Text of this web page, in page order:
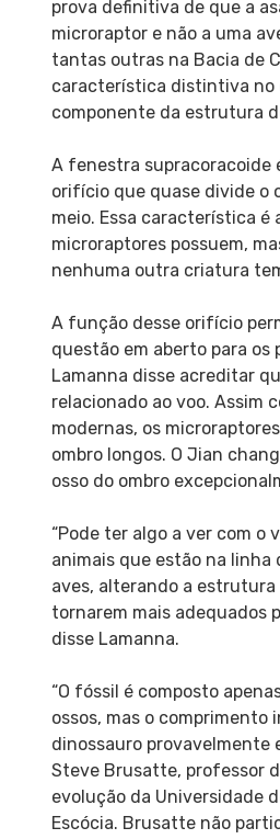
prova definitiva de que a
microraptor e não a uma
tantas outras na Bacia de
característica distintiva no
componente da estrutura
A fenestra supracoracoide
orifício que quase divide o
meio. Essa característica é
microraptores possuem,
nenhuma outra criatura
A função desse orifício
questão em aberto para os
Lamanna disse acreditar
relacionado ao voo. Assim
modernas, os
ombro longos. O Jian
osso do ombro
“Pode ter algo a ver com o
animais que estão na linha
aves, alterando a estrutura
tornarem mais adequados
disse Lamanna.
“O fóssil é composto
ossos, mas o comprimento
dinossauro provavelmente
Steve Brusatte, professor
evolução da Universidade
Escócia. Brusatte não